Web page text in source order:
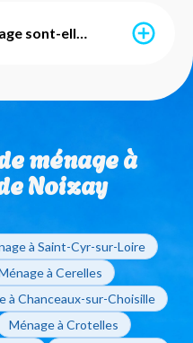
vos prestations. Ce
et notre agence
Universels (CESU)
à domicile.
Vos prestations de ménage sont-elles avec ou sans engagement ?
vous ayez besoin
vous restez libre de
sur simple
ménage à
Noizay
à Saint-Cyr-sur-Loire
à Cerelles
à Chanceaux-sur-Choisille
Ménage à Crotelles